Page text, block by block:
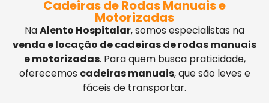
Cadeiras de Rodas Manuais e
Motorizadas
NaAlento Hospitalar, somos especialistas na
venda e locação de cadeiras de rodas manuais
e motorizadas. Para quem busca praticidade,
oferecemos cadeiras manuais, que são leves e
fáceis de transportar.